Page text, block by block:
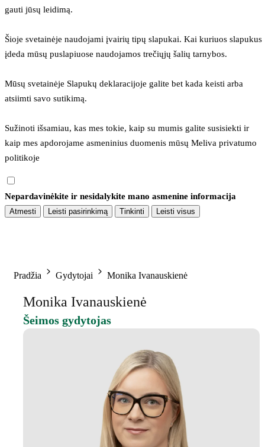
gauti jūsų leidimą.
Šioje svetainėje naudojami įvairių tipų slapukai. Kai kuriuos slapukus
įdeda mūsų puslapiuose naudojamos trečiųjų šalių tarnybos.
Mūsų svetainėje Slapukų deklaracijoje galite bet kada keisti arba
atsiimti savo sutikimą.
Sužinoti išsamiau, kas mes tokie, kaip su mumis galite susisiekti ir
kaip mes apdorojame asmeninius duomenis mūsų Meliva privatumo
politikoje
Nepardavinėkite ir nesidalykite mano asmenine informacija
Atmesti Leisti pasirinkimą Tinkinti Leisti visus
Pradžia Gydytojai Monika Ivanauskienė
Monika Ivanauskienė
Šeimos gydytojas